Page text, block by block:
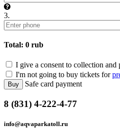
3.
Total: 0 rub
I give a consent to collection and
I'm not going to buy tickets for
Buy Safe card payment
8 (831) 4-222-4-77
info@aqvaparkatoll.ru